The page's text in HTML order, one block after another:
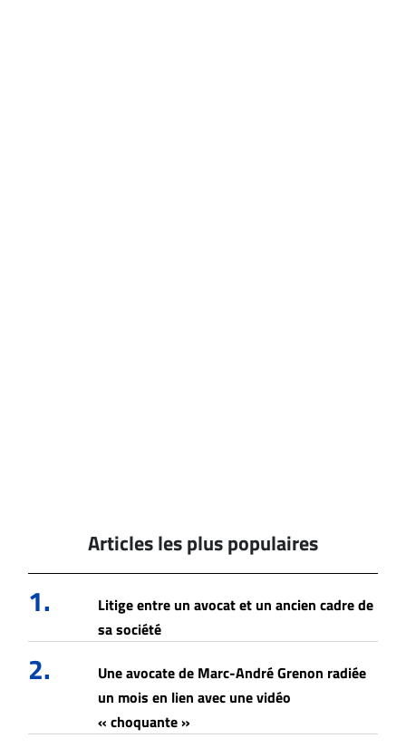
Articles les plus populaires
1.
Litige entre un avocat et un ancien cadre de
sa société
2.
Une avocate de Marc-André Grenon radiée
un mois en lien avec une vidéo
« choquante »